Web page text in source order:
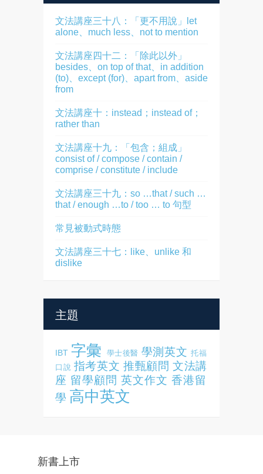
文法講座三十八：「更不用說」let
alone、much less、not to mention
文法講座四十二：「除此以外」
besides、on top of that、in addition
(to)、except (for)、apart from、aside
from
文法講座十：instead；instead of；
rather than
文法講座十九：「包含；組成」
consist of / compose / contain /
comprise / constitute / include
文法講座三十九：so …that / such …
that / enough …to / too … to 句型
常見被動式時態
文法講座三十七：like、unlike 和
dislike
主題
IBT 字彙 學士後醫 學測英文 托福
口說 指考英文 推甄顧問 文法講
座 留學顧問 英文作文 香港留
學 高中英文
新書上市